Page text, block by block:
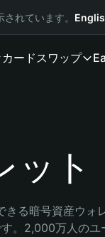
されています。
カードスワップ
ット
る暗号資産ウォ
。2,000万人のユ